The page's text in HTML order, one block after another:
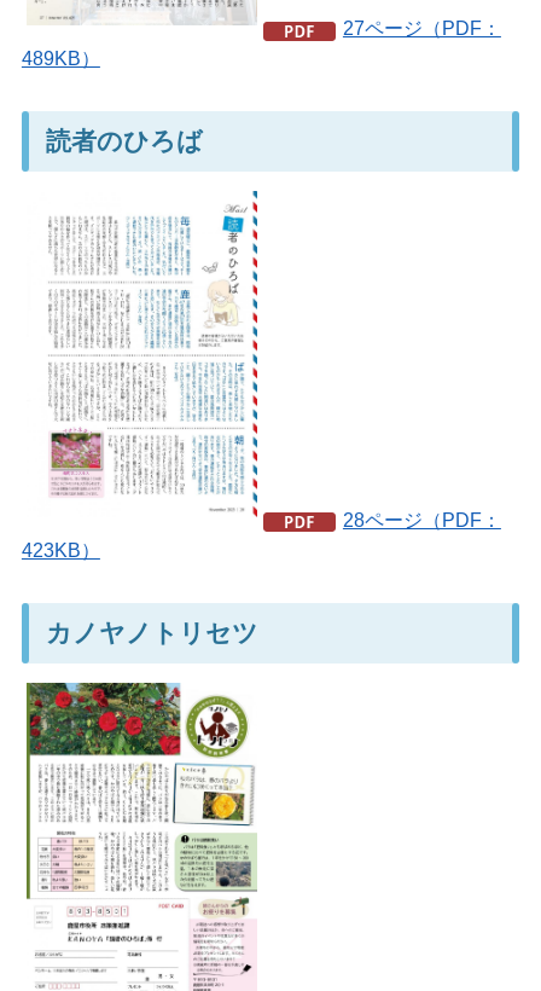
27ページ（PDF：
489KB）
読者のひろば
28ページ（PDF：
423KB）
カノヤノトリセツ